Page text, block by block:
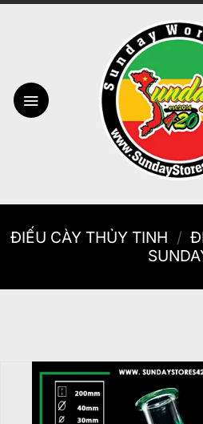
Bỏ
ĐIẾU CÀY THỦY TINH /